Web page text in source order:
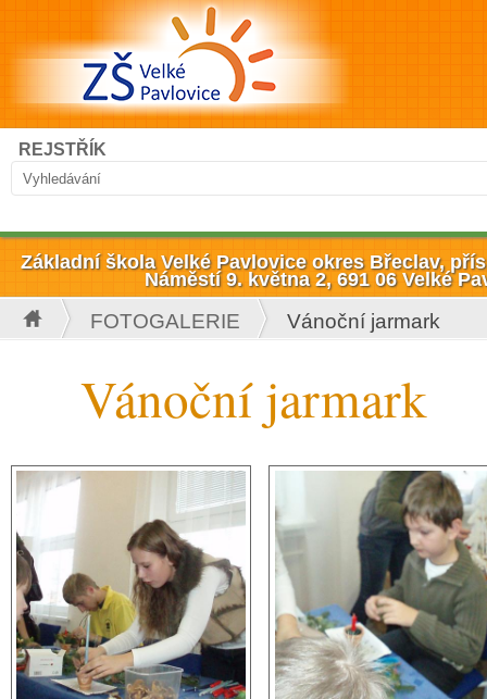
Přejít k hlavnímu obsahu
Vyhledávání
Hledat
REJSTŘÍK
Základní škola Velké Pavlovice okres Břeclav,
Náměstí 9. května 2, 691 06 Velké
Jste zde
FOTOGALERIE Vánoční jarmark
Vánoční jarmark